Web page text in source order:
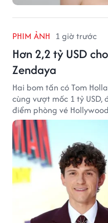
PHIM ẢNH 1 giờ trước
Hơn 2,2 tỷ USD
Zendaya
Hai bom tấn có Tom
cùng vượt mốc 1 tỷ
điểm phòng vé